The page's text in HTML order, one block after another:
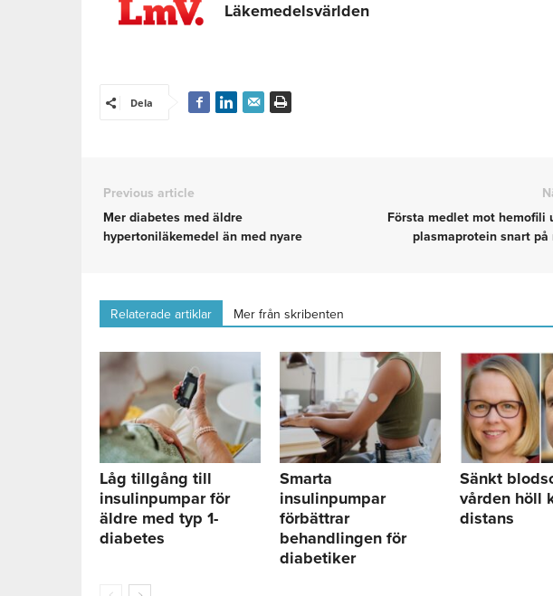
Läkemedelsvärlden
Dela
Previous article
Mer diabetes med äldre
hypertoniläkemedel än med nyare
Första medlet mot hemofili
plasmaprotein snart på
Relaterade artiklar Mer från skribenten
Låg tillgång till
insulinpumpar för
äldre med typ 1-
diabetes
Smarta
insulinpumpar
förbättrar
behandlingen för
diabetiker
Sänkt
vården höll
distans